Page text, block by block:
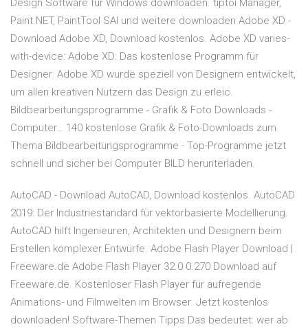
Design Software für Windows downloaden. tiptoi Manager,
Paint.NET, PaintTool SAI und weitere downloaden Adobe XD -
Download Adobe XD, Download kostenlos. Adobe XD varies-
with-device: Adobe XD: Das kostenlose Programm für
Designer. Adobe XD wurde speziell von Designern entwickelt,
um allen kreativen Nutzern das Design zu erleic.
Bildbearbeitungsprogramme - Grafik & Foto Downloads -
Computer… 140 kostenlose Grafik & Foto-Downloads zum
Thema Bildbearbeitungsprogramme - Top-Programme jetzt
schnell und sicher bei Computer BILD herunterladen.
AutoCAD - Download AutoCAD, Download kostenlos. AutoCAD
2019: Der Industriestandard für vektorbasierte Modellierung.
AutoCAD hilft Ingenieuren, Architekten und Designern beim
Erstellen komplexer Entwürfe. Adobe Flash Player Download |
Freeware.de Adobe Flash Player 32.0.0.270 Download auf
Freeware.de. Kostenloser Flash Player für aufregende
Animations- und Filmwelten im Browser. Jetzt kostenlos
downloaden! Software-Themen Tipps Das bedeutet: wer ab